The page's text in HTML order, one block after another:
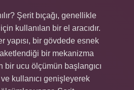
Şerit bıçağı, genellikle
kullanılan bir el aracıdır.
yapısı, bir gövdede esnek
bir mekanizma
bir ucu ölçümün başlangıcı
kullanıcı genişleyerek